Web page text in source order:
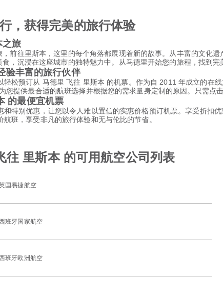
，获得完美的旅行体验
之旅
，前往里斯本，这里的每个角落都展现着新的故事。从丰富的文化
，沉浸在这座城市的独特魅力中。从马德里开始您的旅程，找到完
验丰富的旅行伙伴
轻松预订从 马德里 飞往 里斯本 的机票。作为自 2011 年成立的在
您提供最合适的航班选择并根据您的需求量身定制的原因。只需点
的最便宜机票
和特别优惠，让您以令人难以置信的实惠价格预订机票。享受折扣
班，享受非凡的旅行体验和无与伦比的节省。
往 里斯本 的可用航空公司列表
国易捷航空
班牙国家航空
班牙欧洲航空